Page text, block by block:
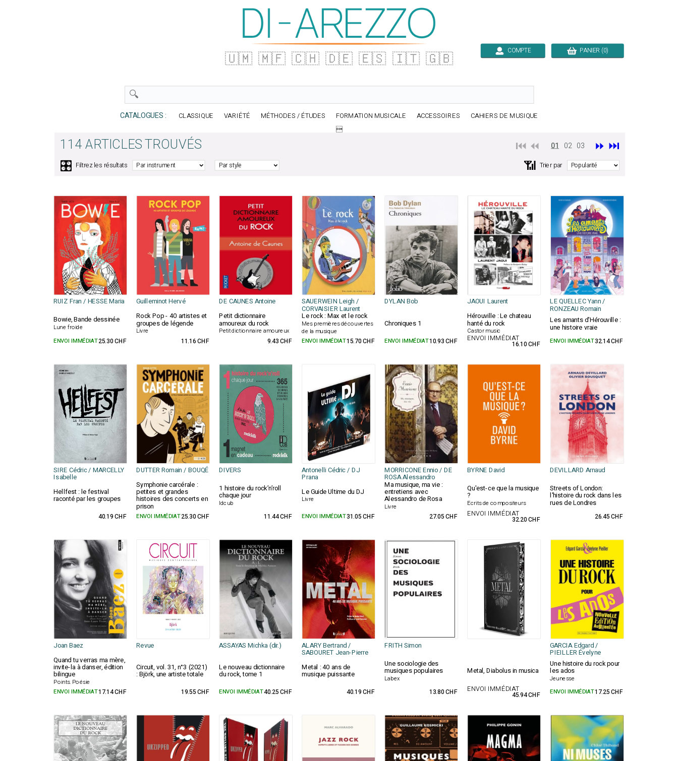
🇺🇲 🇲🇫 🇨🇭 🇩🇪 🇪🇸 🇮🇹 🇬🇧 COMPTE PANIER (0)
CATALOGUES : CLASSIQUE VARIÉTÉ MÉTHODES / ÉTUDES FORMATION MUSICALE ACCESSOIRES
CAHIERS DE MUSIQUE

114 ARTICLES TROUVÉS ⏮️ ⏪ 01 02 03 ⏩ ⏭️
🎛️ Filtrez les résultats 📶 Trier par
RUIZ Fran / HESSE Maria Guilleminot Hervé DE CAUNES Antoine SAUERWEIN Leigh /
CORVAISIER Laurent
DYLAN Bob JAOUI Laurent LE QUELLEC Yann /
RONZEAU Romain
Bowie, Bande dessinée
Lune froide
Rock Pop - 40 artistes et
groupes de légende
Livre
Petit dictionnaire
amoureux du rock
Petit dictionnaire amoureux
Le rock : Max et le rock
Mes premières découvertes
de la musique
Chroniques 1
Hérouville : Le chateau
hanté du rock
Castor music
Les amants d'Hérouville :
une histoire vraie
ENVOI IMMÉDIAT25.30 CHF 11.16 CHF 9.43 CHF ENVOI IMMÉDIAT15.70 CHF ENVOI IMMÉDIAT10.93 CHF ENVOI IMMÉDIAT
16.10 CHF ENVOI IMMÉDIAT32.14 CHF
SIRE Cédric / MARCELLY
Isabelle
DUTTER Romain / BOUQÉ DIVERS Antonelli Cédric / DJ
Prana
MORRICONE Ennio / DE
ROSA Alessandro
BYRNE David DEVILLARD Arnaud
Hellfest : le festival
raconté par les groupes
Symphonie carcérale :
petites et grandes
histoires des concerts en
prison
1 histoire du rock’n’roll
chaque jour
Idcub
Le Guide Ultime du DJ
Livre
Ma musique, ma vie :
entretiens avec
Alessandro de Rosa
Livre
Qu'est-ce que la musique
?
Ecrits de compositeurs
Streets of London:
l'histoire du rock dans les
rues de Londres
40.19 CHF ENVOI IMMÉDIAT25.30 CHF 11.44 CHF ENVOI IMMÉDIAT31.05 CHF 27.05 CHF ENVOI IMMÉDIAT
32.20 CHF 26.45 CHF
Joan Baez Revue ASSAYAS Michka (dir.) ALARY Bertrand /
SABOURET Jean-Pierre
FRITH Simon GARCIA Edgard /
PIEILLER Évelyne
Quand tu verras ma mère,
invite-la à danser, édition
bilingue
Points. Poésie
Circuit, vol. 31, n°3 (2021)
: Björk, une artiste totale
Le nouveau dictionnaire
du rock, tome 1
Metal : 40 ans de
musique puissante
Une sociologie des
musiques populaires
Labex
Metal, Diabolus in musica
Une histoire du rock pour
les ados
Jeunesse
ENVOI IMMÉDIAT17.14 CHF 19.55 CHF ENVOI IMMÉDIAT40.25 CHF 40.19 CHF 13.80 CHF ENVOI IMMÉDIAT
45.94 CHF ENVOI IMMÉDIAT17.25 CHF